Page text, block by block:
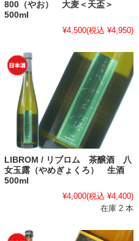
800（やお） 大麦＜天盃＞
500ml
¥4,500(税込 ¥4,950)
LIBROM / リブロム 茶醸酒 八
女玉露（やめぎょくろ） 生酒
500ml
¥4,000(税込 ¥4,400)
在庫 2 本